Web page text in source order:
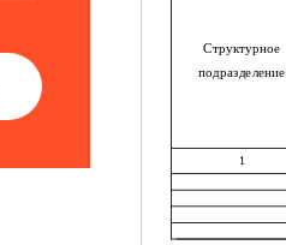
Структурное
подразделение
1